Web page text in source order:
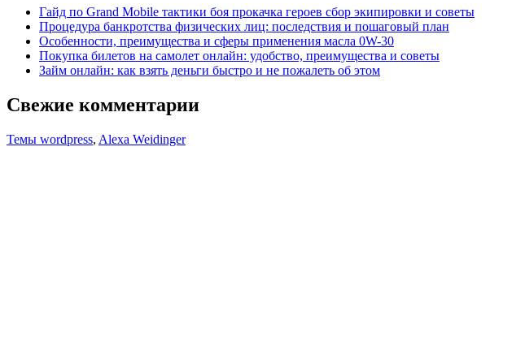
Гайд по Grand Mobile тактики боя прокачка героев сбор экипировки и советы
Процедура банкротства физических лиц: последствия и пошаговый план
Особенности, преимущества и сферы применения масла 0W-30
Покупка билетов на самолет онлайн: удобство, преимущества и советы
Займ онлайн: как взять деньги быстро и не пожалеть об этом
Свежие комментарии
Темы wordpress, Alexa Weidinger